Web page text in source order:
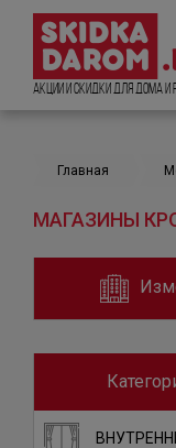
Акции и Скидки для дома и
Главная
МАГАЗИНЫ